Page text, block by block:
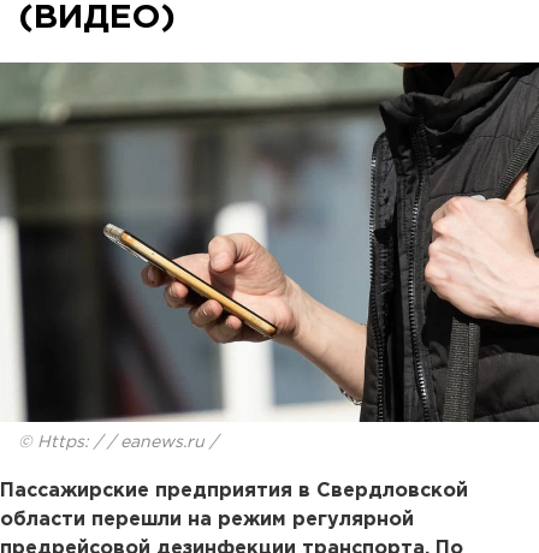
(ВИДЕО)
© Https: / / eanews.ru /
Пассажирские предприятия в Свердловской
области перешли на режим регулярной
предрейсовой дезинфекции транспорта. По